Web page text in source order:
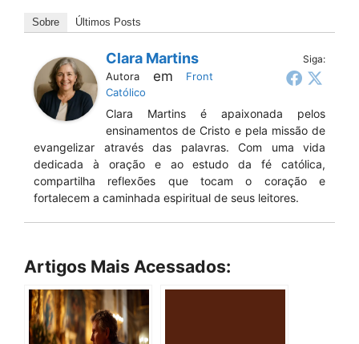
Sobre Últimos Posts
Siga:
Clara Martins
Autora em
Front
Católico
Clara Martins é apaixonada pelos
ensinamentos de Cristo e pela missão de
evangelizar através das palavras. Com uma vida
dedicada à oração e ao estudo da fé católica,
compartilha reflexões que tocam o coração e
fortalecem a caminhada espiritual de seus leitores.
Artigos Mais Acessados: